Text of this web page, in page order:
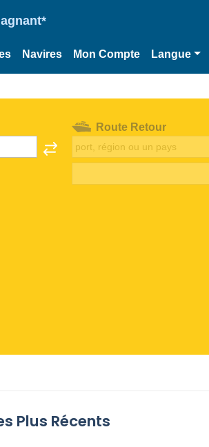
Navires Mon Compte Langue
Route Retour
Plus Récents